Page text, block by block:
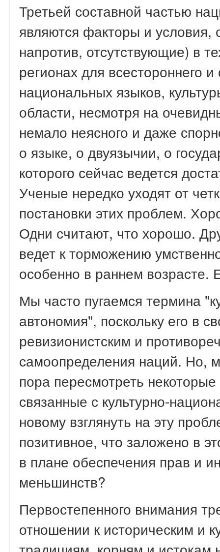
Третьей составной частью
являются факторы и
напротив, отсутствующие) в
регионах для всестороннего
национальных языков,
области, несмотря на
немало неясного и даже
о языке, о двуязычии, о
которого сейчас ведется
Ученые нередко уходят от
постановки этих проблем.
Одни считают, что хорошо.
ведет к торможению
особенно в раннем возрасте.
Мы часто пугаемся термина
автономия", поскольку его в
ревизионистским и
самоопределения наций. Но,
пора пересмотреть
связанные с культурно-
новому взглянуть на эту
позитивное, что заложено в
в плане обеспечения прав и
меньшинств?
Первостепенного внимания
отношении к историческим и